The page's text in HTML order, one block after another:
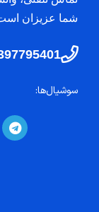
شما عزیزان
سوشیال‌ها: